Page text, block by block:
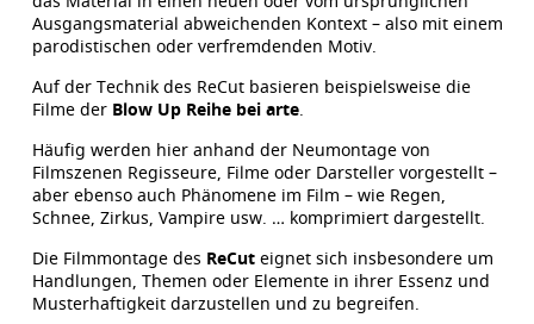
Ausgangsmaterial abweichenden Kontext – also mit einem
parodistischen oder verfremdenden Motiv.
Auf der Technik des ReCut basieren beispielsweise die
Filme der Blow Up Reihe bei arte.
Häufig werden hier anhand der Neumontage von
Filmszenen Regisseure, Filme oder Darsteller vorgestellt –
aber ebenso auch Phänomene im Film – wie Regen,
Schnee, Zirkus, Vampire usw. … komprimiert dargestellt.
Die Filmmontage des ReCuteignet sich insbesondere um
Handlungen, Themen oder Elemente in ihrer Essenz und
Musterhaftigkeit darzustellen und zu begreifen.